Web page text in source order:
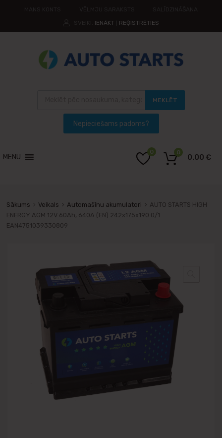
IENĀKT REĢISTRĒTIES
MEKLĒT
MENU
0
0.00 €
0
Sākums Veikals Automašīnu akumulatori
AUTO STARTS HIGH
ENERGY AGM 12V 60Ah, 640A (EN) 242x175x190 0/1
EAN4751039330809